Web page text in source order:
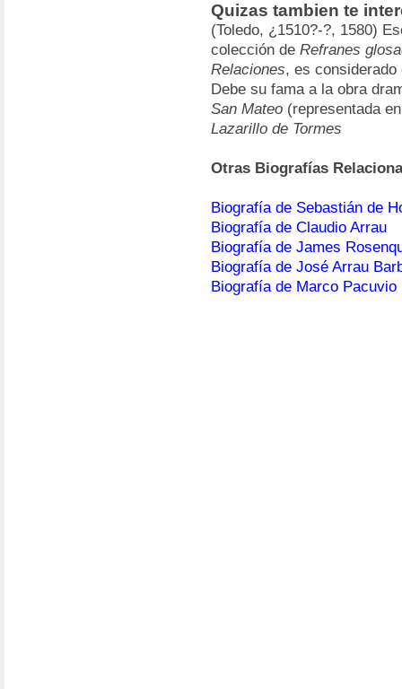
Quizas tambien te
(Toledo, ¿1510?-?, 1580)
colección de Refranes
Relaciones, es
Debe su fama a la obra
San Mateo (representada
Lazarillo de Tormes
Otras Biografías
Biografía de Sebastián de
Biografía de Claudio Arrau
Biografía de James
Biografía de José Arrau
Biografía de Marco Pacuvio